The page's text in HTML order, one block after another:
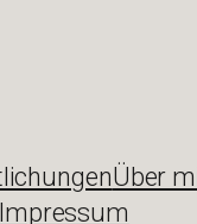
Über
Impressum